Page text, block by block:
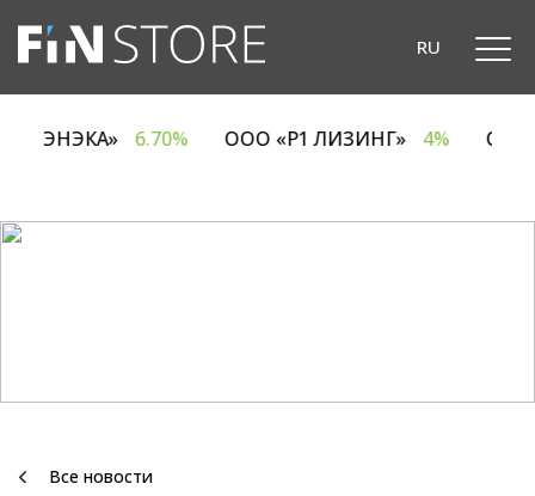
RU
«ЭНЭКА» 6.70% ООО «Р1 ЛИЗИНГ» 4%
Все новости